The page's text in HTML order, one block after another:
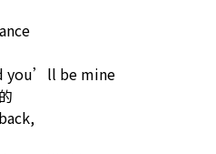
you’ll be mine